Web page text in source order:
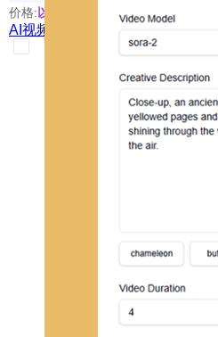
价格:以具体使用的模型为准
AI视频生成器